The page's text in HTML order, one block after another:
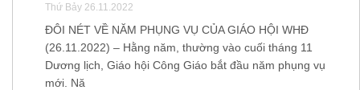
Thứ Bảy 26.11.2022
ĐÔI NÉT VỀ NĂM PHỤNG VỤ CỦA GIÁO HỘI WHĐ
(26.11.2022) – Hằng năm, thường vào cuối tháng 11
Dương lịch, Giáo hội Công Giáo bắt đầu năm phụng vụ
mới. Nă